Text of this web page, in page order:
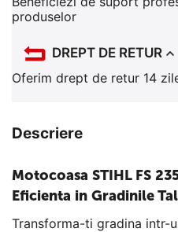
produselor
DREPT DE RETUR
Oferim drept de retur 14
Descriere
Motocoasa STIHL FS
Eficienta in Gradinile
Transforma-ti gradina intr-